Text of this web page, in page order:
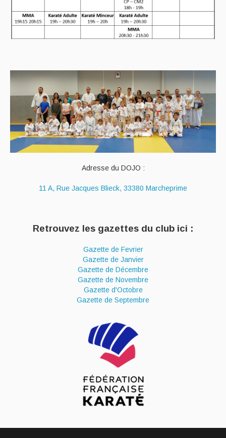
Adresse du DOJO :
11 A, Rue Jacques Blieck, 33380 Marcheprime
Retrouvez les gazettes du club ici :
Gazette de Fevrier
Gazette de Janvier
Gazette de Décembre
Gazette de Novembre
Gazette d'Octobre
Gazette de Septembre